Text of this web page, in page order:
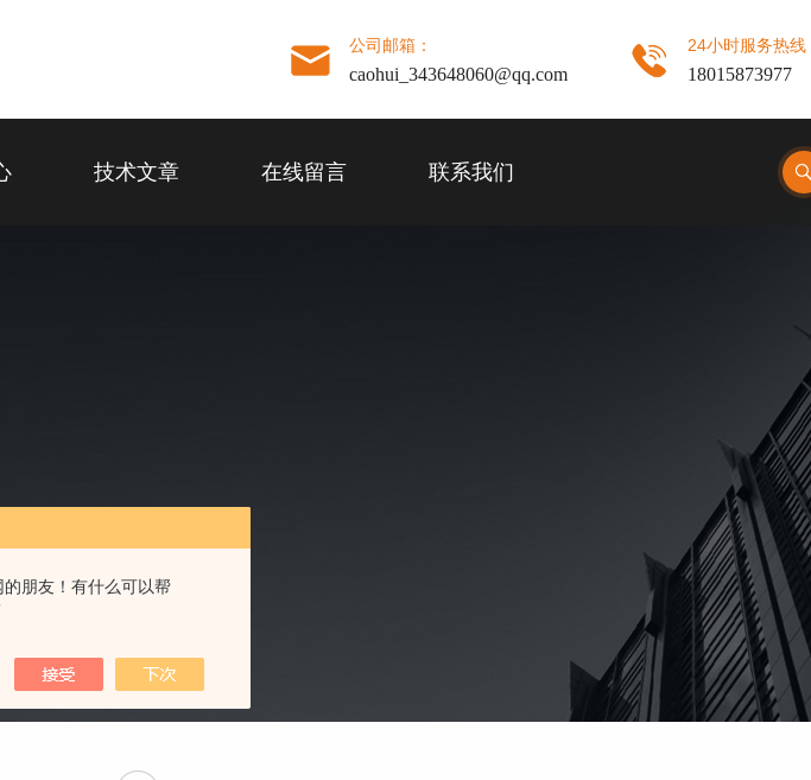
的朋友！有什么可以帮
公司邮箱：
caohui_343648060@qq.com
24小时服务热线
18015873977
技术文章 在线留言 联系我们